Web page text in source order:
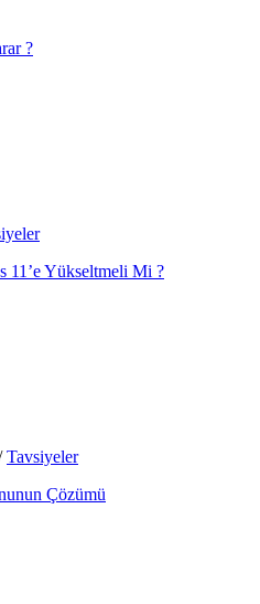
?
11’e Yükseltmeli Mi ?
Tavsiyeler
Çözümü